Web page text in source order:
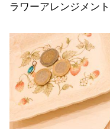
ラワーアレンジメン